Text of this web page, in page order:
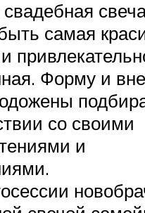
самая
Форму и
со своими
и